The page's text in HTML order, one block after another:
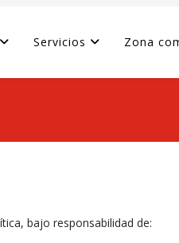
Servicios Zona
bajo responsabilidad de: